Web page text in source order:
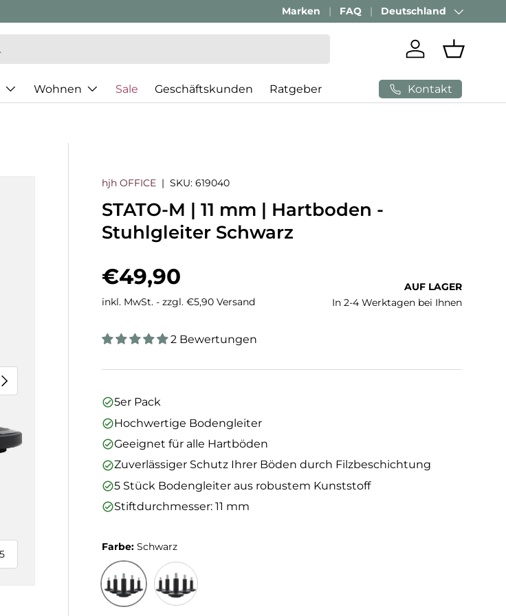
Passenden Bürostuhl finden mitAI-Beratung
Marken FAQ Land/Region
Deutschland
Einloggen
Wohnen Sale Geschäftskunden Ratgeber Kontakt
von
5
Nächste
hjh OFFICE |SKU: 619040
STATO-M | 11 mm | Hartboden -
Stuhlgleiter Schwarz
Normaler Preis
€49,90
inkl. MwSt. - zzgl. €5,90 Versand
AUF LAGER
In 2-4 Werktagen bei Ihnen
2 Bewertungen
5er Pack
Hochwertige Bodengleiter
Geeignet für alle Hartböden
Zuverlässiger Schutz Ihrer Böden durch Filzbeschichtung
5 Stück Bodengleiter aus robustem Kunststoff
Stiftdurchmesser: 11 mm
Farbe:Schwarz
Schwarz